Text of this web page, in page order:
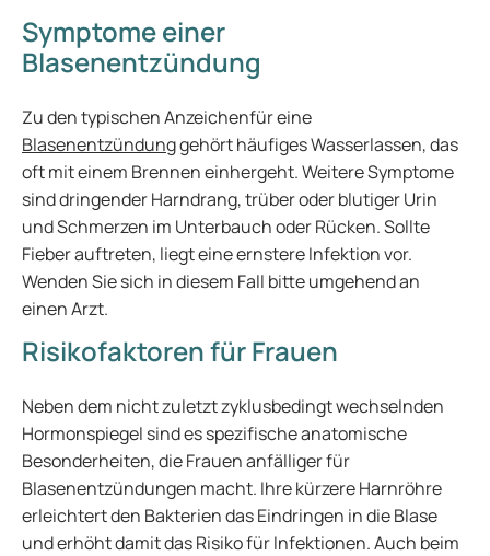
Symptome einer
Blasenentzündung
Zu den typischen Anzeichenfür eine
Blasenentzündunggehört häufiges Wasserlassen, das
oft mit einem Brennen einhergeht. Weitere Symptome
sind dringender Harndrang, trüber oder blutiger Urin
und Schmerzen im Unterbauch oder Rücken. Sollte
Fieber auftreten, liegt eine ernstere Infektion vor.
Wenden Sie sich in diesem Fall bitte umgehend an
einen Arzt.
Risikofaktoren für Frauen
Neben dem nicht zuletzt zyklusbedingt wechselnden
Hormonspiegel sind es spezifische anatomische
Besonderheiten, die Frauen anfälliger für
Blasenentzündungen macht. Ihre kürzere Harnröhre
erleichtert den Bakterien das Eindringen in die Blase
und erhöht damit das Risiko für Infektionen. Auch beim